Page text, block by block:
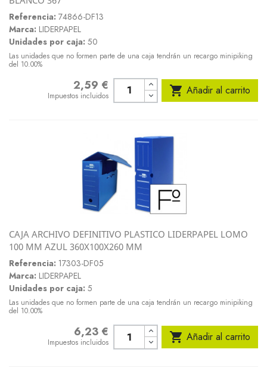
Referencia: 74866-DF13
Marca: LIDERPAPEL
Unidades por caja: 50
Las unidades que no formen parte de una caja tendrán un recargo minipiking
del 10.00%
2,59 €
Impuestos incluidos  Añadir al carrito
CAJA ARCHIVO DEFINITIVO PLASTICO LIDERPAPEL LOMO
100 MM AZUL 360X100X260 MM
Referencia: 17303-DF05
Marca: LIDERPAPEL
Unidades por caja: 5
Las unidades que no formen parte de una caja tendrán un recargo minipiking
del 10.00%
6,23 €
Impuestos incluidos  Añadir al carrito